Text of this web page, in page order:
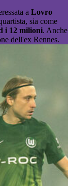
a Lovro
sia come
i 12 milioni. Anche
dell'ex Rennes.